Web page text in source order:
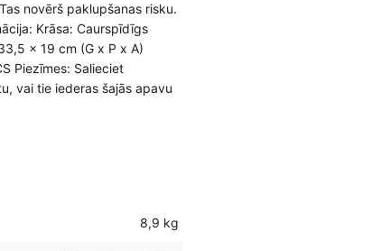
novērš paklupšanas risku.
Krāsa: Caurspīdīgs
x 19 cm (G x P x A)
Piezīmes: Salieciet
vai tie iederas šajās apavu
8,9 kg